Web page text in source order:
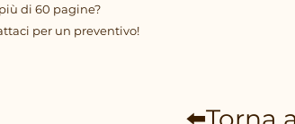
di 60 pagine?
per un preventivo!